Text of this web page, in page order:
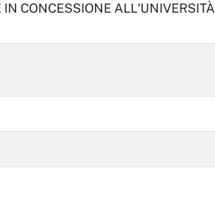
CONCESSIONE ALL'UNIVERSITÀ